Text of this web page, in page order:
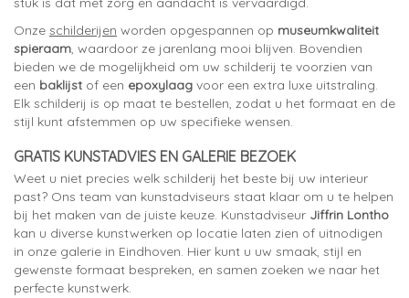
Onze schilderijen worden opgespannen op museumkwaliteit
spieraam, waardoor ze jarenlang mooi blijven. Bovendien
bieden we de mogelijkheid om uw schilderij te voorzien van
een baklijst of een epoxylaag voor een extra luxe uitstraling.
Elk schilderij is op maat te bestellen, zodat u het formaat en de
stijl kunt afstemmen op uw specifieke wensen.
GRATIS KUNSTADVIES EN GALERIE BEZOEK
Weet u niet precies welk schilderij het beste bij uw interieur
past? Ons team van kunstadviseurs staat klaar om u te helpen
bij het maken van de juiste keuze. Kunstadviseur Jiffrin Lontho
kan u diverse kunstwerken op locatie laten zien of uitnodigen
in onze galerie in Eindhoven. Hier kunt u uw smaak, stijl en
gewenste formaat bespreken, en samen zoeken we naar het
perfecte kunstwerk.